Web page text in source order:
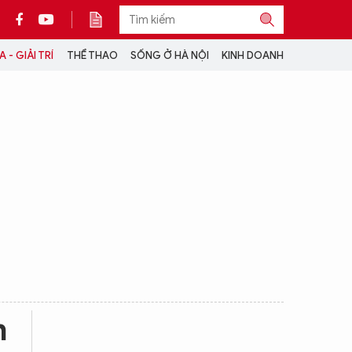
- GIẢI TRÍ THỂ THAO SỐNG Ở HÀ NỘI KINH DOANH